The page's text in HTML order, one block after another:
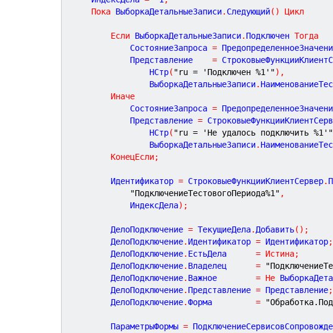
Пока ВыборкаДетальныеЗаписи. Следующий( ) Цикл
Если ВыборкаДетальныеЗаписи. Подключен Тогда
			СостояниеЗапроса
=
			Представление
=
				НСтр
( "ru = 'Подключен %1'") ,
				ВыборкаДетальныеЗаписи
.
Иначе
			СостояниеЗапроса
=
			Представление
=
				НСтр
( "ru = 'Не удалось подключить %1'"
				ВыборкаДетальныеЗаписи
.
КонецЕсли;
		Идентификатор
= СтроковыеФункцииКлиентСервер.
"ПодключениеТестовогоПериода%1" ,
			ИндексДела
) ;
		ДелоПодключение
= ТекущиеДела. Добавить( ) ;
		ДелоПодключение
. Идентификатор = Идентификатор;
		ДелоПодключение
. ЕстьДела = Истина;
		ДелоПодключение
. Владелец =
		ДелоПодключение
. Важное = Не
		ДелоПодключение
. Представление = Представление;
		ДелоПодключение
.Форма =
		ПараметрыФормы
=